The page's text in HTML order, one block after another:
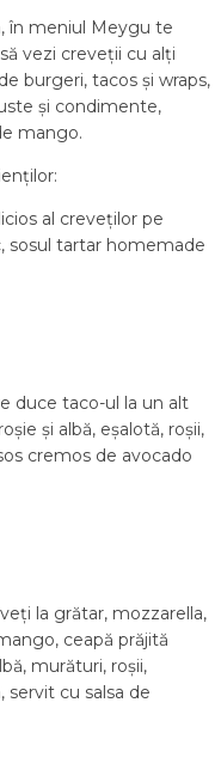
în meniul Meygu te
vezi creveții cu alți
burgeri, tacos și wraps,
și condimente,
mango.
al creveților pe
sosul tartar homemade
duce taco-ul la un alt
și albă, eșalotă, roșii,
cremos de avocado
la grătar, mozzarella,
ceapă prăjită
murături, roșii,
servit cu salsa de